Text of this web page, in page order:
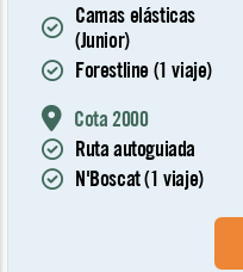
Camas elásticas
(Junior)
Forestline (1 viaje)
Cota 2000
Ruta autoguiada
N'Boscat (1 viaje)